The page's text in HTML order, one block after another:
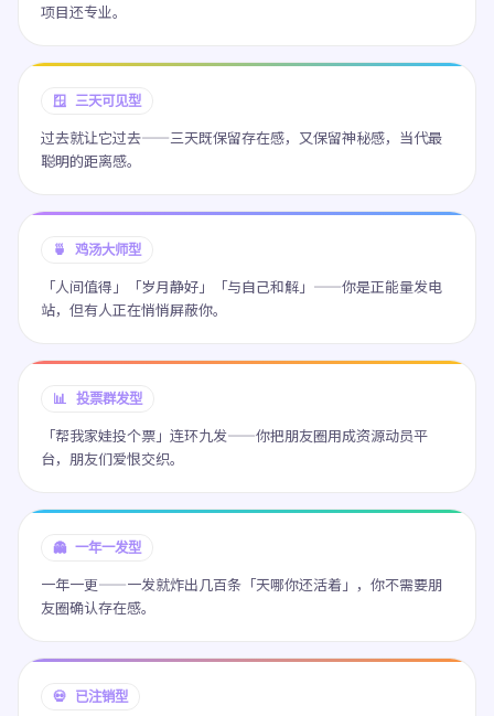
项目还专业。
🪟 三天可见型
过去就让它过去——三天既保留存在感，又保留神秘感，当代最
聪明的距离感。
🍵 鸡汤大师型
「人间值得」「岁月静好」「与自己和解」——你是正能量发电
站，但有人正在悄悄屏蔽你。
📊 投票群发型
「帮我家娃投个票」连环九发——你把朋友圈用成资源动员平
台，朋友们爱恨交织。
👻 一年一发型
一年一更——一发就炸出几百条「天哪你还活着」，你不需要朋
友圈确认存在感。
💀 已注销型